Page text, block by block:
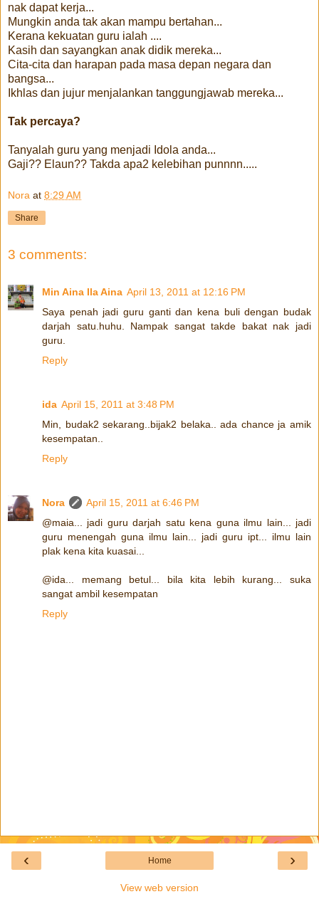
nak dapat kerja...
Mungkin anda tak akan mampu bertahan...
Kerana kekuatan guru ialah ....
Kasih dan sayangkan anak didik mereka...
Cita-cita dan harapan pada masa depan negara dan
bangsa...
Ikhlas dan jujur menjalankan tanggungjawab mereka...
Tak percaya?
Tanyalah guru yang menjadi Idola anda...
Gaji?? Elaun?? Takda apa2 kelebihan punnnn.....
Nora at 8:29 AM
Share
3 comments:
Min Aina Ila Aina April 13, 2011 at 12:16 PM
Saya penah jadi guru ganti dan kena buli dengan budak
darjah satu.huhu. Nampak sangat takde bakat nak jadi
guru.
Reply
ida April 15, 2011 at 3:48 PM
Min, budak2 sekarang..bijak2 belaka.. ada chance ja amik
kesempatan..
Reply
Nora
April 15, 2011 at 6:46 PM
@maia... jadi guru darjah satu kena guna ilmu lain... jadi
guru menengah guna ilmu lain... jadi guru ipt... ilmu lain
plak kena kita kuasai...
@ida... memang betul... bila kita lebih kurang... suka
sangat ambil kesempatan
Reply
‹ ›
Home
View web version